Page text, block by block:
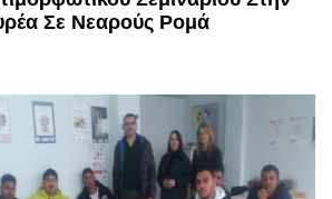
Σε Νεαρούς Ρομά